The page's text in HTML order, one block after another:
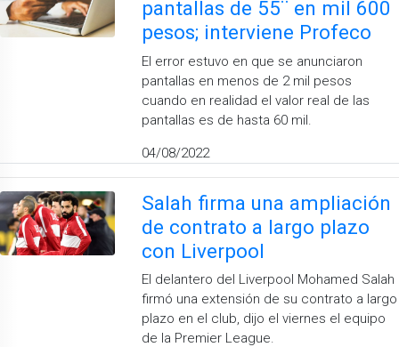
pantallas de 55¨ en mil 600
pesos; interviene Profeco
El error estuvo en que se anunciaron
pantallas en menos de 2 mil pesos
cuando en realidad el valor real de las
pantallas es de hasta 60 mil.
04/08/2022
Salah firma una ampliación
de contrato a largo plazo
con Liverpool
El delantero del Liverpool Mohamed Salah
firmó una extensión de su contrato a largo
plazo en el club, dijo el viernes el equipo
de la Premier League.